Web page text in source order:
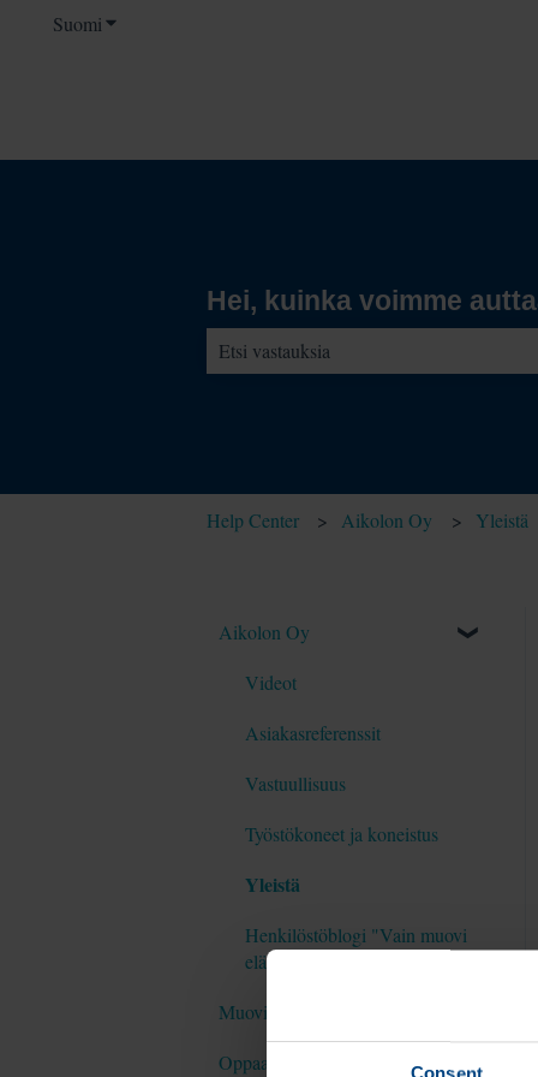
SuomiNäytä käännöksien alavalikko
Hei, kuinka voimme
Help Center Aikolon Oy Yleistä
Aikolon Oy
Videot
Asiakasreferenssit
Vastuullisuus
Työstökoneet ja koneistus
Yleistä
Henkilöstöblogi "Vain muovi
elämää..."
Muovikoulu
Muovikoulu testaa videosarja
Oppaat